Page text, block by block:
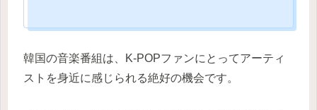
韓国の音楽番組は、K-POPファンにとってアーティ
ストを身近に感じられる絶好の機会です。